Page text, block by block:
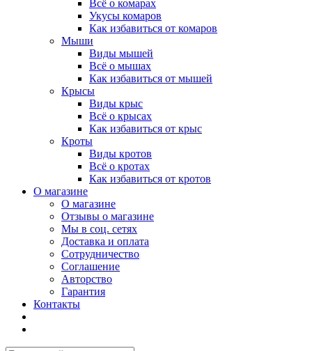
Всё о комарах
Укусы комаров
Как избавиться от комаров
Мыши
Виды мышей
Всё о мышах
Как избавиться от мышей
Крысы
Виды крыс
Всё о крысах
Как избавиться от крыс
Кроты
Виды кротов
Всё о кротах
Как избавиться от кротов
О магазине
О магазине
Отзывы о магазине
Мы в соц. сетях
Доставка и оплата
Сотрудничество
Соглашение
Авторство
Гарантия
Контакты